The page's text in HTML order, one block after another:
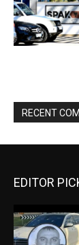
RECENT
EDITOR